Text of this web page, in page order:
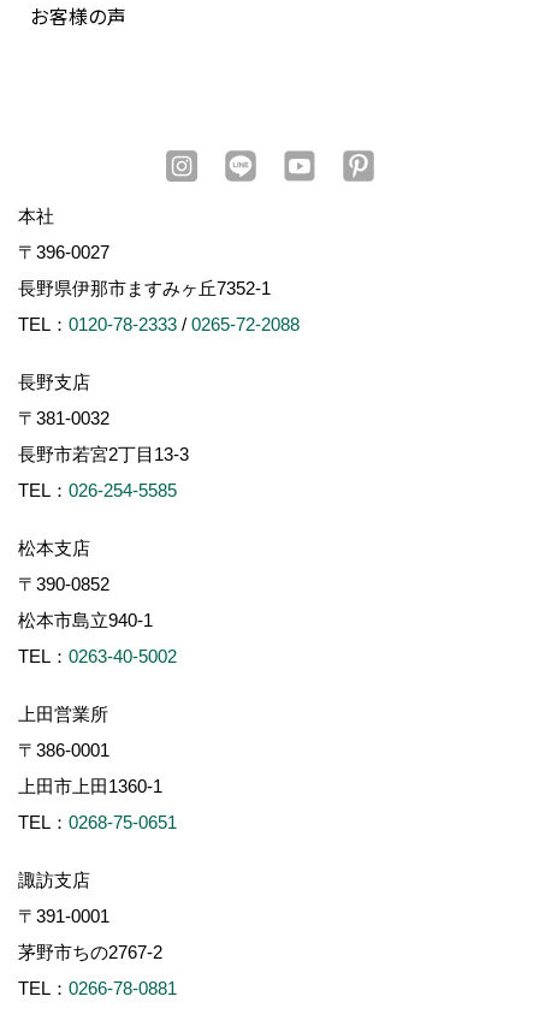
お客様の声
本社
〒396-0027
長野県伊那市ますみヶ丘7352-1
TEL： 0120-78-2333 / 0265-72-2088
長野支店
〒381-0032
長野市若宮2丁目13-3
TEL： 026-254-5585
松本支店
〒390-0852
松本市島立940-1
TEL： 0263-40-5002
上田営業所
〒386-0001
上田市上田1360-1
TEL： 0268-75-0651
諏訪支店
〒391-0001
茅野市ちの2767-2
TEL： 0266-78-0881